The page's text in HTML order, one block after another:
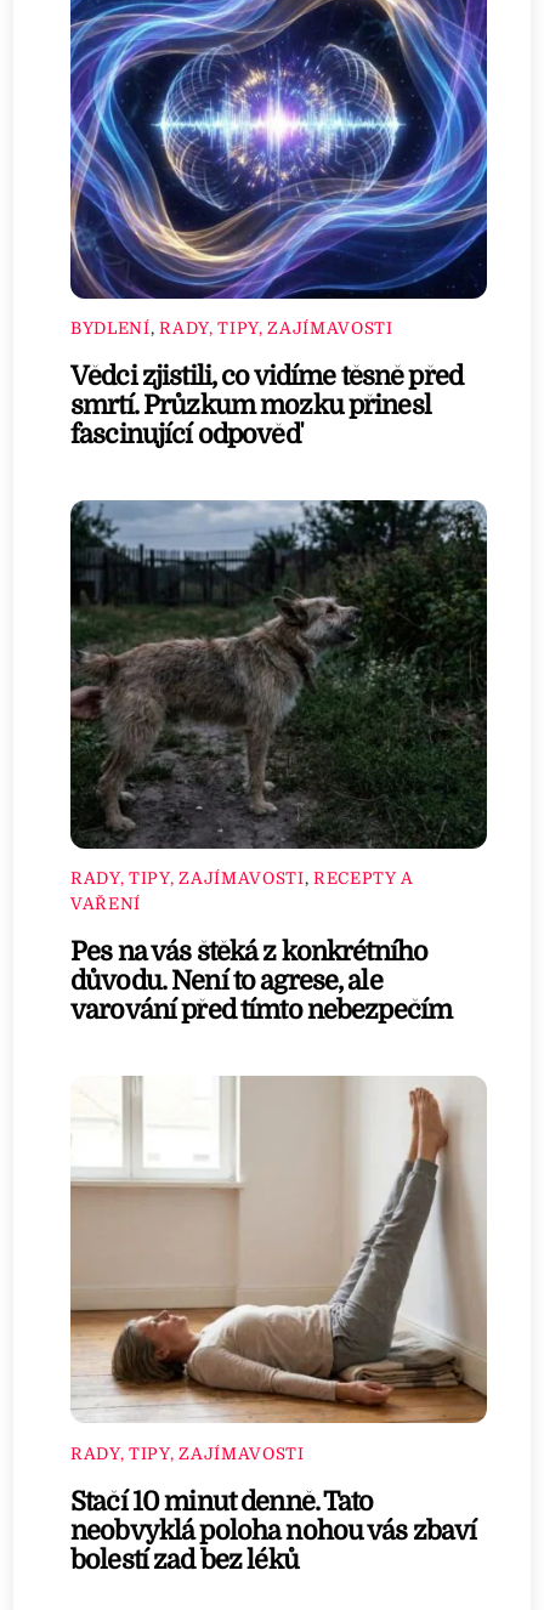
BYDLENÍ,RADY, TIPY, ZAJÍMAVOSTI
Vědci zjistili, co vidíme těsně před
smrtí. Průzkum mozku přinesl
fascinující odpověď
RADY, TIPY, ZAJÍMAVOSTI, RECEPTY A
VAŘENÍ
Pes na vás štěká z konkrétního
důvodu. Není to agrese, ale
varování před tímto nebezpečím
RADY, TIPY, ZAJÍMAVOSTI
Stačí 10 minut denně. Tato
neobvyklá poloha nohou vás zbaví
bolestí zad bez léků